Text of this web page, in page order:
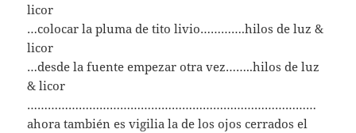
licor
…colocar la pluma de tito livio………….hilos de luz &
licor
…desde la fuente empezar otra vez……..hilos de luz
& licor
…………………………………………………………………………
ahora también es vigilia la de los ojos cerrados el